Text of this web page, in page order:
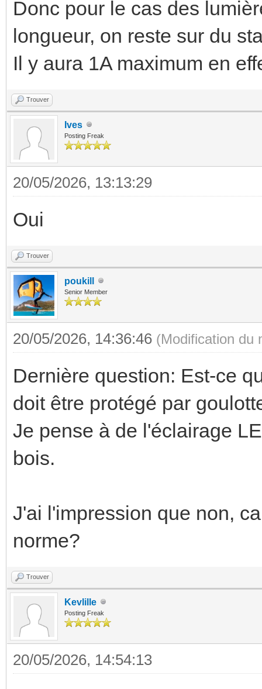
Donc pour le cas des
longueur, on reste sur du
Il y aura 1A maximum en
Trouver
Ives
Posting Freak
20/05/2026, 13:13:29
Oui
Trouver
poukill
Senior Member
20/05/2026, 14:36:46 (Modification du
Dernière question: Est-ce
doit être protégé par
Je pense à de l'éclairage
bois.
J'ai l'impression que non,
norme?
Trouver
Kevlille
Posting Freak
20/05/2026, 14:54:13